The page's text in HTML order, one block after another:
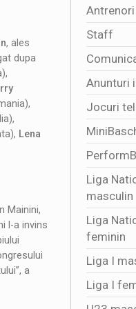
, ales
dupa
Lena
Mainini,
l-a invins
a
Antrenori
Staff
Anunturi
Jocuri
Liga
masculin
Liga
feminin
Liga I
Liga I